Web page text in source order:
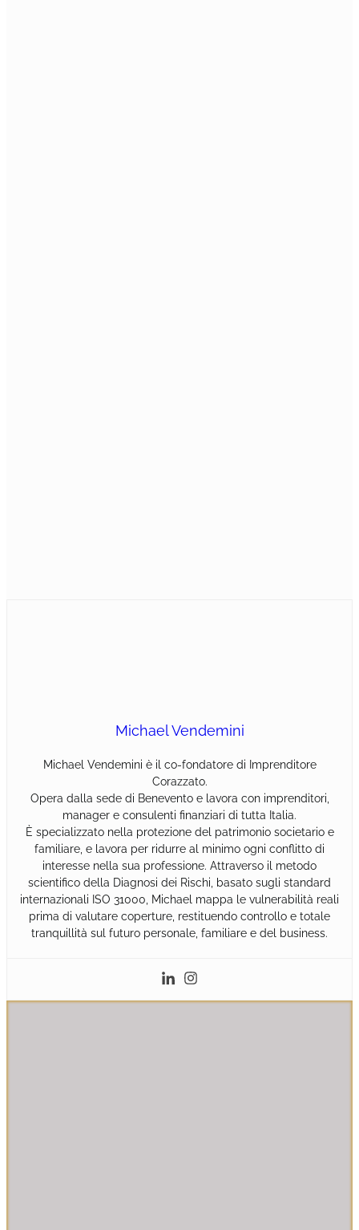
Michael Vendemini
Michael Vendemini è il co-fondatore di Imprenditore
Corazzato.
Opera dalla sede di Benevento e lavora con imprenditori,
manager e consulenti finanziari di tutta Italia.
È specializzato nella protezione del patrimonio societario e
familiare, e lavora per ridurre al minimo ogni conflitto di
interesse nella sua professione. Attraverso il metodo
scientifico della Diagnosi dei Rischi, basato sugli standard
internazionali ISO 31000, Michael mappa le vulnerabilità reali
prima di valutare coperture, restituendo controllo e totale
tranquillità sul futuro personale, familiare e del business.